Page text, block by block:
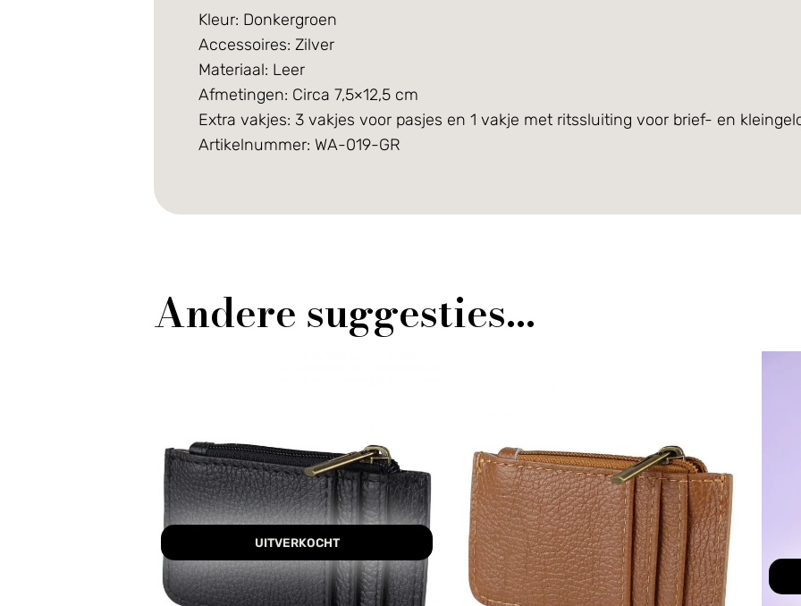
Kleur: Donkergroen
Accessoires: Zilver
Materiaal: Leer
Afmetingen: Circa 7,5×12,5 cm
Extra vakjes: 3 vakjes voor pasjes en 1 vakje met ritssluiting voor brief- en
Artikelnummer: WA-019-GR
Andere suggesties…
UITVERKOCHT